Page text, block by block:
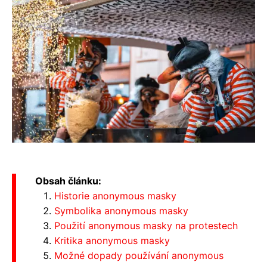
Obsah článku:
Historie anonymous masky
Symbolika anonymous masky
Použití anonymous masky na protestech
Kritika anonymous masky
Možné dopady používání anonymous